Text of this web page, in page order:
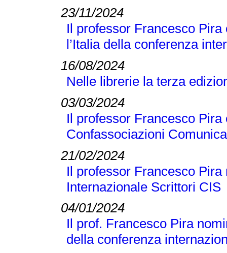
23/11/2024
Il professor Francesco
l’Italia della conferenza
16/08/2024
Nelle librerie la terza
03/03/2024
Il professor Francesco
Confassociazioni
21/02/2024
Il professor Francesco
Internazionale Scrittori CIS
04/01/2024
Il prof. Francesco Pira
della conferenza